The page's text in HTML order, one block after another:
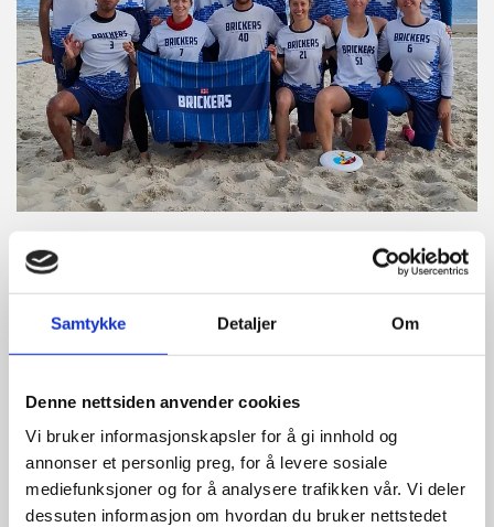
Samtykke Detaljer Om
Denne nettsiden anvender cookies
Vi bruker informasjonskapsler for å gi innhold og
annonser et personlig preg, for å levere sosiale
mediefunksjoner og for å analysere trafikken vår. Vi deler
dessuten informasjon om hvordan du bruker nettstedet
FURUSETS ULTIMATE LAG, BRICKERS, ER KLARE
FOR WBUCC!
(WBUCC) er rett rundt hjørnet, og Furusets Ultimate-
Forrige helg deltok laget på sin siste
oppvarmingsturnering før WBUCC på turneringen